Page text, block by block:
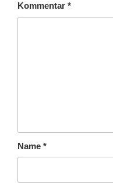
Kommentar *
Name *